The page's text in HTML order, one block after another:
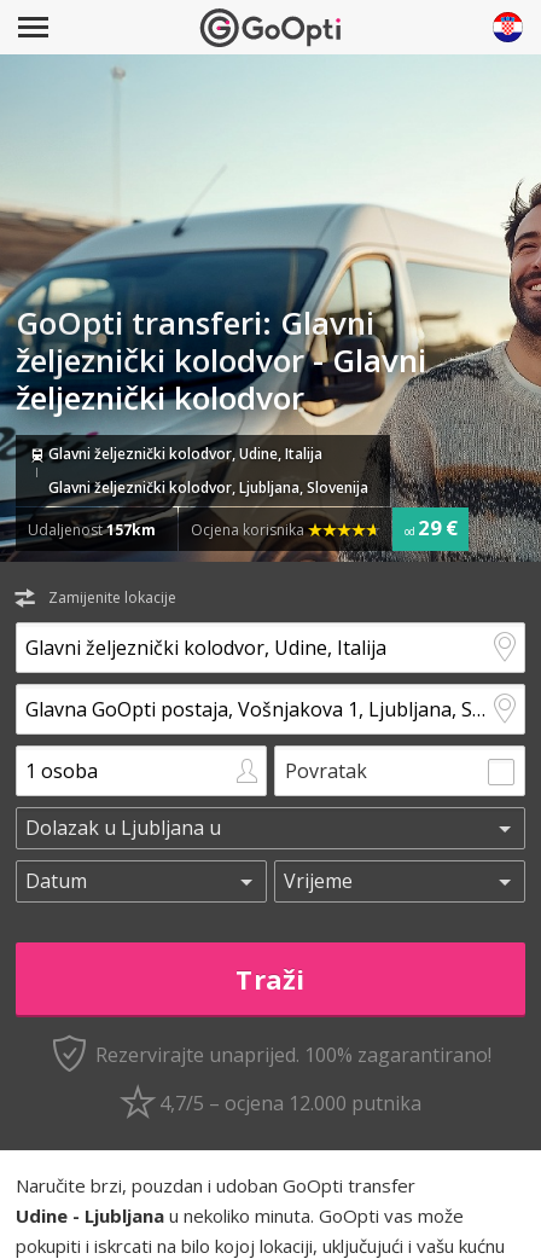
GoOpti transferi: Glavni
željeznički kolodvor - Glavni
željeznički kolodvor
Glavni željeznički kolodvor, Udine, Italija
Glavni željeznički kolodvor, Ljubljana, Slovenija
Udaljenost157km Ocjena korisnika od 29 €
Zamijenite lokacije
Povratak
Rezervirajte unaprijed. 100% zagarantirano!
4,7/5 – ocjena 12.000 putnika
Naručite brzi, pouzdan i udoban GoOpti transfer
Udine - Ljubljana u nekoliko minuta. GoOpti vas može
pokupiti i iskrcati na bilo kojoj lokaciji, uključujući i vašu kućnu